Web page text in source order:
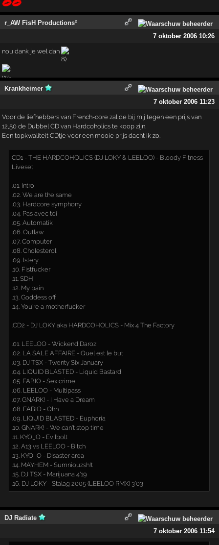
r_AW FisH Productions²
7 oktober 2006 10:26
nou dank je wel dan
Krankheimer
7 oktober 2006 11:23
Voor de liefhebbers van French-core zal de bij mij tegen een prijs van
12,50 de Dubbel CD van Hardcoholics te koop zijn.
Een topkwaliteit CDtje voor een mooie prijs dacht ik zo.
CD1 - THE HARDCOHOLICS (DJ LOKY & LEELOO) - Bloody Fitness
Liveset
.01. Intro
.02. We are the same
.03. Hardcore symphony
.04. Pas avec toi
.05. Automatik
.06. Outlaw
.07. Computer
.08. Cholesterol
.09. Istery
.10. Fistfucker
.11. SDH
.12. My pain
.13. Goddess off
.14. You're a motherfucker
.CD2 - DJ LOKY aka HARDCOHOLICS - Mix 4 The Factory
.01. LEELOO - Wickend Daroz
.02. LA SALE AFFAIRE - Quel est le but
.03. DJ TSX - Twenty Six January
.04. LIQUID BLASTED - Liquid Bastard
.05. FABIO - Sex crime
.06. LEELOO - Multipass
.07. GNARK! - I Have a Dream
.08. FABIO - Ohn
.09. LIQUID BLASTED - Euphoria
.10. GNARK! - We can't stop time
.11. KYO_O - Evilbolt
.12. A13 vs LEELOO - Bitch
.13. KYO_O - Disaster area
.14. MAYHEM - Sumniouzsh!t
.15. DJ TSX - Marijuana 4'19
.16. DJ LOKY - Stalag 2005 (LEELOO RMX) 3'03
DJ Radiate
7 oktober 2006 11:54